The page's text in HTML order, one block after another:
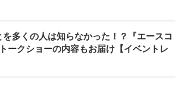
多くの人は知らなかった！？『エースコ
ークショーの内容もお届け【イベントレ